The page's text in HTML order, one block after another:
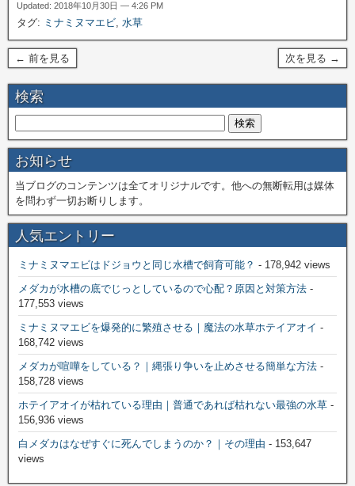
Updated: 2018年10月30日 — 4:26 PM
タグ: ミナミヌマエビ, 水草
← 前を見る 次を見る →
検索
お知らせ
当ブログのコンテンツは全てオリジナルです。他への無断転用は媒体
を問わず一切お断りします。
人気エントリー
ミナミヌマエビはドジョウと同じ水槽で飼育可能？ - 178,942 views
メダカが水槽の底でじっとしているので心配？原因と対策方法 -
177,553 views
ミナミヌマエビを爆発的に繁殖させる｜魔法の水草ホテイアオイ -
168,742 views
メダカが喧嘩をしている？｜縄張り争いを止めさせる簡単な方法 -
158,728 views
ホテイアオイが枯れている理由｜普通であれば枯れない最強の水草 -
156,936 views
白メダカはなぜすぐに死んでしまうのか？｜その理由 - 153,647
views